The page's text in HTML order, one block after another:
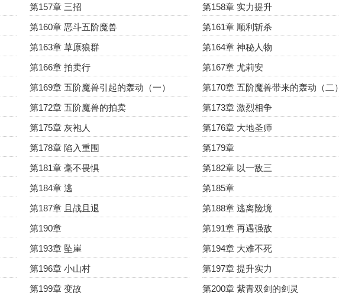
第157章 三招
第158章 实力提升
第160章 恶斗五阶魔兽
第161章 顺利斩杀
第163章 草原狼群
第164章 神秘人物
第166章 拍卖行
第167章 尤莉安
第169章 五阶魔兽引起的轰动（一）
第170章 五阶魔兽带来的轰动（二）
第172章 五阶魔兽的拍卖
第173章 激烈相争
第175章 灰袍人
第176章 大地圣师
第178章 陷入重围
第179章
第181章 毫不畏惧
第182章 以一敌三
第184章 逃
第185章
第187章 且战且退
第188章 逃离险境
第190章
第191章 再遇强敌
第193章 坠崖
第194章 大难不死
第196章 小山村
第197章 提升实力
第199章 变故
第200章 紫青双剑的剑灵